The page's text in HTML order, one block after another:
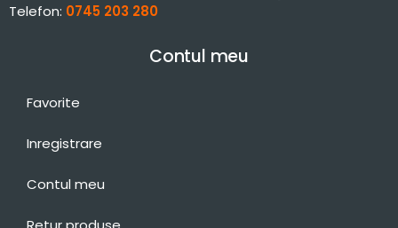
Telefon: 0745 203 280
Contul meu
Favorite
Inregistrare
Contul meu